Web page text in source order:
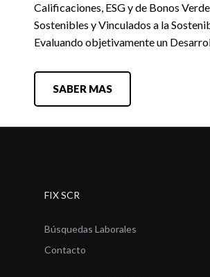
Calificaciones, ESG y de Bonos
Sostenibles y Vinculados a la
Evaluando objetivamente un
SABER MAS
FIX SCR
Búsquedas Laborales
Contacto